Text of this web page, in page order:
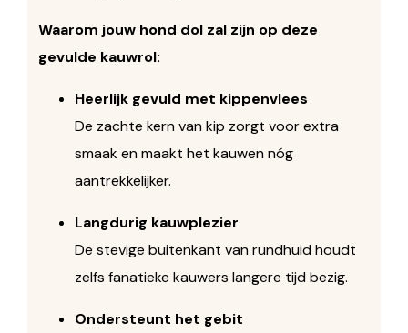
Waarom jouw hond dol zal zijn op deze
gevulde kauwrol:
Heerlijk gevuld met kippenvlees
De zachte kern van kip zorgt voor extra
smaak en maakt het kauwen nóg
aantrekkelijker.
Langdurig kauwplezier
De stevige buitenkant van rundhuid houdt
zelfs fanatieke kauwers langere tijd bezig.
Ondersteunt het gebit